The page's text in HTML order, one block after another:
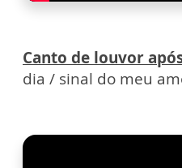
Canto de louvor
dia / sinal do meu